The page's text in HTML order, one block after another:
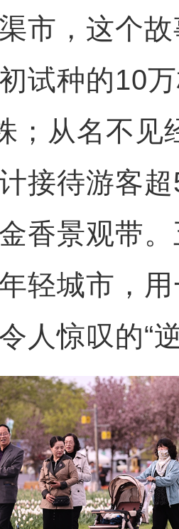
市，这个
试种的10
；从名不见
接待游客
香景观带
轻城市，
人惊叹的“